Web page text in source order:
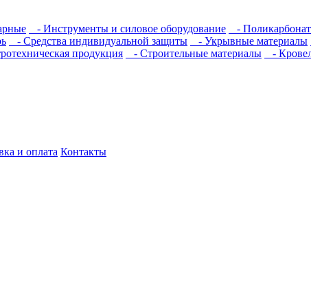
- Инструменты и силовое оборудование - Поликарбонат
- Средства индивидуальной защиты - Укрывные материалы
продукция - Строительные материалы -
и оплата Контакты